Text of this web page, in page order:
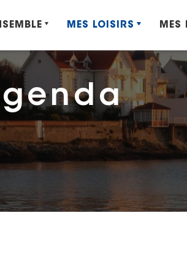
MES LOISIRS MES